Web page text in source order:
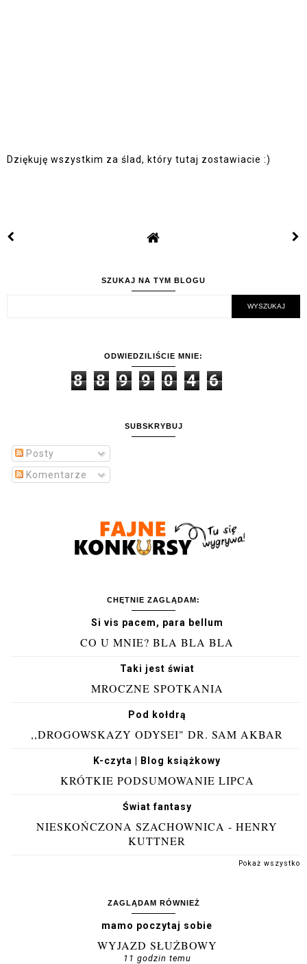
Dziękuję wszystkim za ślad, który tutaj zostawiacie :)
SZUKAJ NA TYM BLOGU
ODWIEDZILIŚCIE MNIE:
8 8 9 9 0 4 6
SUBSKRYBUJ
Posty
Komentarze
CHĘTNIE ZAGLĄDAM:
Si vis pacem, para bellum
CO U MNIE? BLA BLA BLA
Taki jest świat
MROCZNE SPOTKANIA
Pod kołdrą
,,DROGOWSKAZY ODYSEI" DR. SAM AKBAR
K-czyta | Blog książkowy
KRÓTKIE PODSUMOWANIE LIPCA
Świat fantasy
NIESKOŃCZONA SZACHOWNICA - HENRY
KUTTNER
Pokaż wszystko
ZAGLĄDAM RÓWNIEŻ
mamo poczytaj sobie
WYJAZD SŁUŻBOWY
11 godzin temu